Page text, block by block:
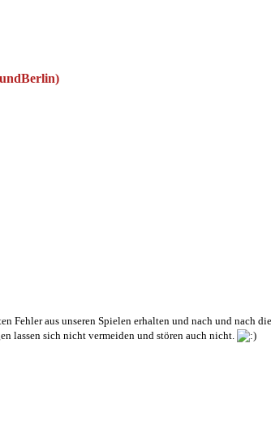
aus unseren Spielen erhalten und nach und nach
lassen sich nicht vermeiden und stören auch nicht.